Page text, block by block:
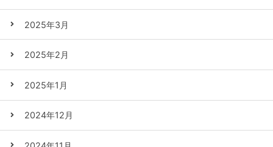
2025年3月
2025年2月
2025年1月
2024年12月